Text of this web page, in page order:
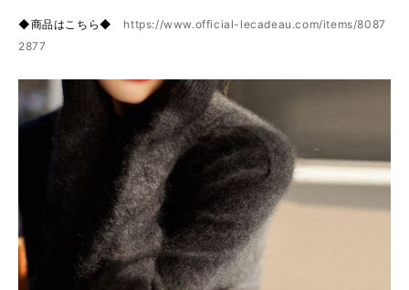
◆商品はこちら◆ https://www.official-lecadeau.com/items/8087
2877